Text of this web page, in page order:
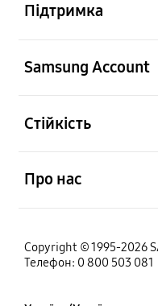
Підтримка
Samsung Account
Стійкість
Про нас
Copyright © 1995-2026
Телефон: 0 800 503 081